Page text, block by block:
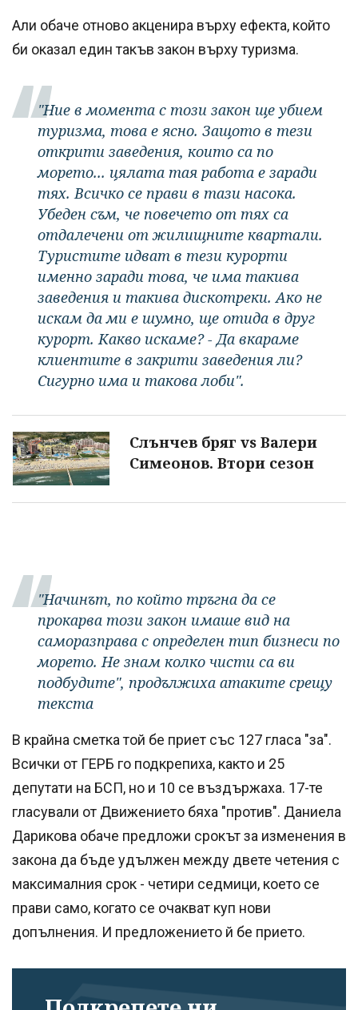
Али обаче отново акценира върху ефекта, който
би оказал един такъв закон върху туризма.
"Ние в момента с този закон ще убием
туризма, това е ясно. Защото в тези
открити заведения, които са по
морето... цялата тая работа е заради
тях. Всичко се прави в тази насока.
Убеден съм, че повечето от тях са
отдалечени от жилищните квартали.
Туристите идват в тези курорти
именно заради това, че има такива
заведения и такива дискотреки. Ако не
искам да ми е шумно, ще отида в друг
курорт. Какво искаме? - Да вкараме
клиентите в закрити заведения ли?
Сигурно има и такова лоби".
Слънчев бряг vs Валери
Симеонов. Втори сезон
"Начинът, по който тръгна да се
прокарва този закон имаше вид на
саморазправа с определен тип бизнеси по
морето. Не знам колко чисти са ви
подбудите", продължиха атаките срещу
текста
В крайна сметка той бе приет със 127 гласа "за".
Всички от ГЕРБ го подкрепиха, както и 25
депутати на БСП, но и 10 се въздържаха. 17-те
гласували от Движението бяха "против". Даниела
Дарикова обаче предложи срокът за изменения в
закона да бъде удължен между двете четения с
максималния срок - четири седмици, което се
прави само, когато се очакват куп нови
допълнения. И предложението й бе прието.